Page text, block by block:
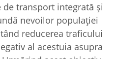
transport integrată și
nevoilor populației
reducerea traficului
al acestuia asupra